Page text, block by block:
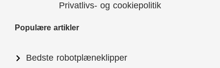
Privatlivs- og cookiepolitik
Populære artikler
Bedste robotplæneklipper